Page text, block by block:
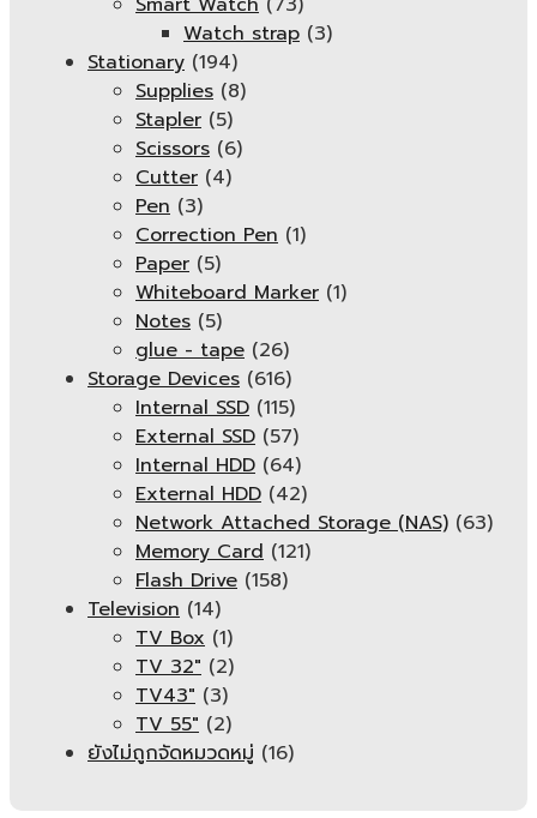
Watch strap (3)
Stationary (194)
Supplies (8)
Stapler (5)
Scissors (6)
Cutter (4)
Pen (3)
Correction Pen (1)
Paper (5)
Whiteboard Marker (1)
Notes (5)
glue - tape (26)
Storage Devices (616)
Internal SSD (115)
External SSD (57)
Internal HDD (64)
External HDD (42)
Network Attached Storage (NAS) (63)
Memory Card (121)
Flash Drive (158)
Television (14)
TV Box (1)
TV 32" (2)
TV43" (3)
TV 55" (2)
ยังไม่ถูกจัดหมวดหมู่ (16)